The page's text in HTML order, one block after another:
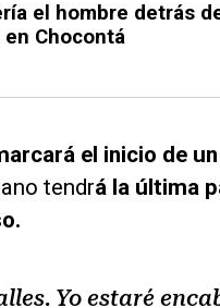
el hombre detrás
en Chocontá
el inicio de
tendrá la última
Yo estaré